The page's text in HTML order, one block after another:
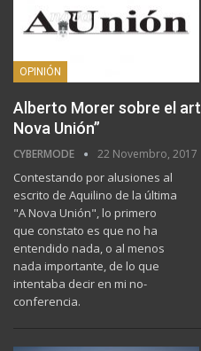
OPINIÓN
Alberto Morer sobre el
Nova Unión”
CYBERMODE 22 Novembro, 2017
Contestando por alusiones al
escrito de Aquilino de la última
"A Nova Unión", lo primero
que constato es que no ha
entendido nada, o al menos
nada importante, de lo que
intentaba decir en mi no-
conferencia.